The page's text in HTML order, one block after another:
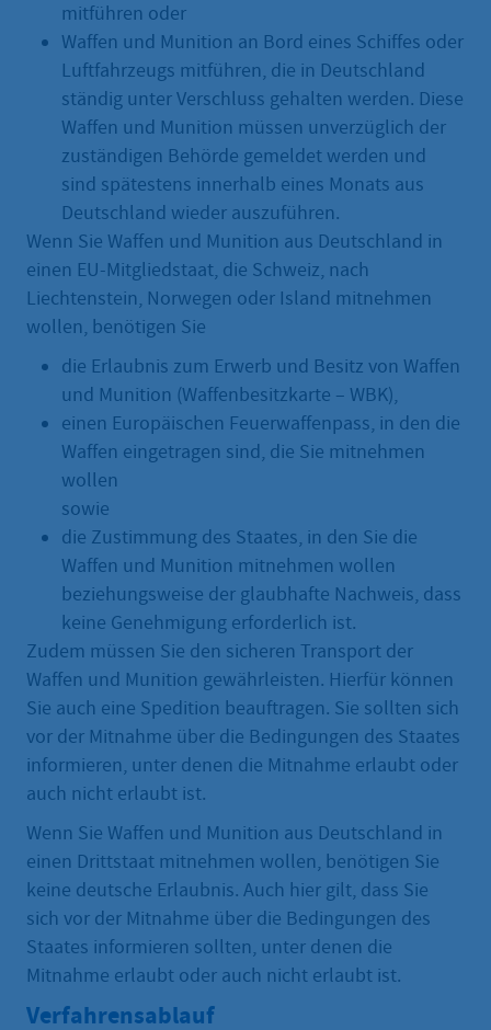
mitführen oder
Waffen und Munition an Bord eines Schiffes oder
Luftfahrzeugs mitführen, die in Deutschland
ständig unter Verschluss gehalten werden. Diese
Waffen und Munition müssen unverzüglich der
zuständigen Behörde gemeldet werden und
sind spätestens innerhalb eines Monats aus
Deutschland wieder auszuführen.
Wenn Sie Waffen und Munition aus Deutschland in
einen EU-Mitgliedstaat, die Schweiz, nach
Liechtenstein, Norwegen oder Island mitnehmen
wollen, benötigen Sie
die Erlaubnis zum Erwerb und Besitz von Waffen
und Munition (Waffenbesitzkarte – WBK),
einen Europäischen Feuerwaffenpass, in den die
Waffen eingetragen sind, die Sie mitnehmen
wollen
sowie
die Zustimmung des Staates, in den Sie die
Waffen und Munition mitnehmen wollen
beziehungsweise der glaubhafte Nachweis, dass
keine Genehmigung erforderlich ist.
Zudem müssen Sie den sicheren Transport der
Waffen und Munition gewährleisten. Hierfür können
Sie auch eine Spedition beauftragen. Sie sollten sich
vor der Mitnahme über die Bedingungen des Staates
informieren, unter denen die Mitnahme erlaubt oder
auch nicht erlaubt ist.
Wenn Sie Waffen und Munition aus Deutschland in
einen Drittstaat mitnehmen wollen, benötigen Sie
keine deutsche Erlaubnis. Auch hier gilt, dass Sie
sich vor der Mitnahme über die Bedingungen des
Staates informieren sollten, unter denen die
Mitnahme erlaubt oder auch nicht erlaubt ist.
Verfahrensablauf